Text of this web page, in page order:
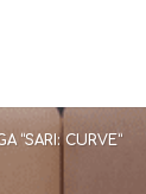
“SARI: CURVE”